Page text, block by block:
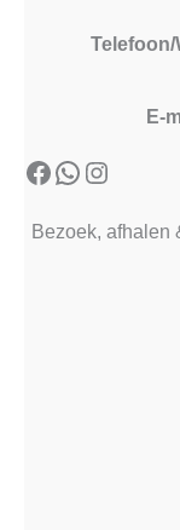
E-
Facebook
WhatsApp
Bezoek, afhalen